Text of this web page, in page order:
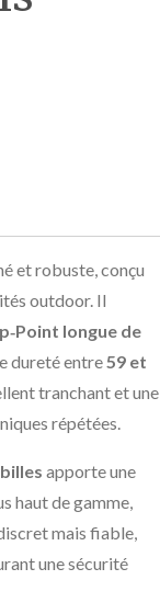
et robuste, conçu
outdoor. Il
longue de
dureté entre 59 et
tranchant et une
répétées.
apporte une
haut de gamme,
discret mais fiable,
une sécurité